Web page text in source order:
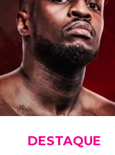
SBT- SISTEMA
DESTAQUE